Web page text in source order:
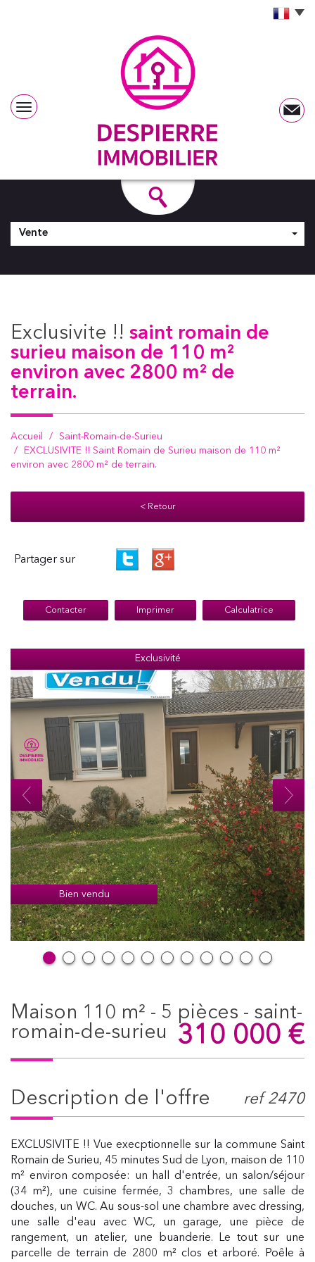
Vente
exclusivite !! saint romain de
surieu maison de 110 m²
environ avec 2800 m² de
terrain.
Accueil
Saint-Romain-de-Surieu
EXCLUSIVITE !! Saint Romain de Surieu maison de 110 m²
environ avec 2800 m² de terrain.
< Retour
Partager sur
Contacter Imprimer Calculatrice
Bien vendu
Exclusivité
maison 110 m² - 5 pièces - saint-
romain-de-surieu
310 000 €
description de l'offre ref 2470
EXCLUSIVITE !! Vue execptionnelle sur la commune Saint
Romain de Surieu, 45 minutes Sud de Lyon, maison de 110
m² environ composée: un hall d'entrée, un salon/séjour
(34 m²), une cuisine fermée, 3 chambres, une salle de
douches, un WC. Au sous-sol une chambre avec dressing,
une salle d'eau avec WC, un garage, une pièce de
rangement, un atelier, une buanderie. Le tout sur une
parcelle de terrain de 2800 m² clos et arboré. Poêle à